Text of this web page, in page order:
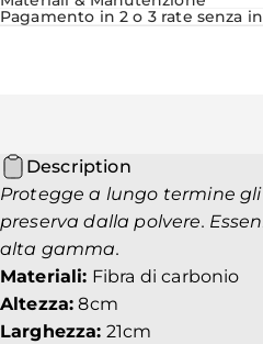
Pagamento in 2 o 3 rate senza
Description
Protegge a lungo termine
preserva dalla polvere.
alta gamma.
Materiali: Fibra di carbonio
Altezza: 8cm
Larghezza: 21cm